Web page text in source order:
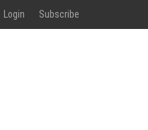
Login Subscribe